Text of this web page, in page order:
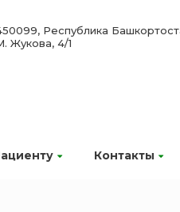
Контакты
Республика
Жукова, 4/1